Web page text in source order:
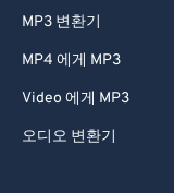
MP3 변환기
MP4 에게 MP3
Video 에게 MP3
오디오 변환기